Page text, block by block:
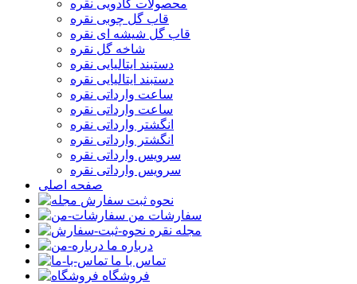
محصولات کادویی نقره
قاب گل چوبی نقره
قاب گل شیشه ای نقره
شاخه گل نقره
دستبند ایتالیایی نقره
دستبند ایتالیایی نقره
ساعت وارداتی نقره
ساعت وارداتی نقره
انگشتر وارداتی نقره
انگشتر وارداتی نقره
سرویس وارداتی نقره
سرویس وارداتی نقره
صفحه اصلی
نحوه ثبت سفارش
سفارشات من
مجله نقره
درباره ما
تماس با ما
فروشگاه